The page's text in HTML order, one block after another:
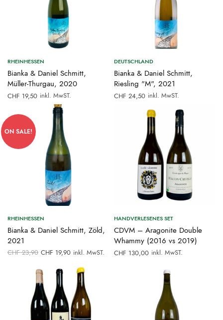
RHEINHESSEN
Bianka & Daniel Schmitt,
Müller-Thurgau, 2020
CHF 19,50 inkl. MwST.
DEUTSCHLAND
Bianka & Daniel Schmitt,
Riesling "M", 2021
CHF 24,50 inkl. MwST.
ON SALE!
RHEINHESSEN
Bianka & Daniel Schmitt, Zöld,
2021
CHF23,90 Ursprünglicher
Preis war:
CHF 23,90
CHF 19,90Aktueller
CHF 19,90.
inkl. MwST.
HANDVERLESENES SET
CDVM – Aragonite Double
Whammy (2016 vs 2019)
CHF 130,00 inkl. MwST.